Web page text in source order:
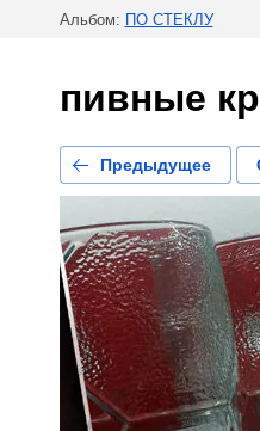
Альбом: ПО СТЕКЛУ
пивные
Предыдущее